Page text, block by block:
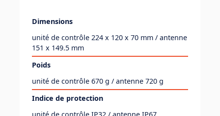
Dimensions
unité de contrôle 224 x 120 x 70 mm / antenne
151 x 149.5 mm
Poids
unité de contrôle 670 g / antenne 720 g
Indice de protection